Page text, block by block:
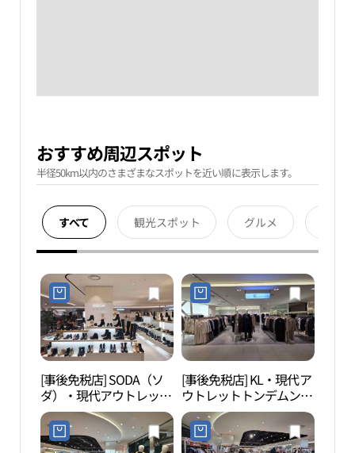
おすすめ周辺スポット
半径50km以内のさまざまなスポットを近い順に表示します。
すべて 観光スポット グルメ
[事後免税店] SODA（ソ
ダ）・現代アウトレット
トンデムン（東大門）店
(소다 현대아울렛 동대문
점)
[事後免税店] KL・現代ア
ウトレットトンデムン
（東大門）店(KL 현대아
울렛 동대문점)